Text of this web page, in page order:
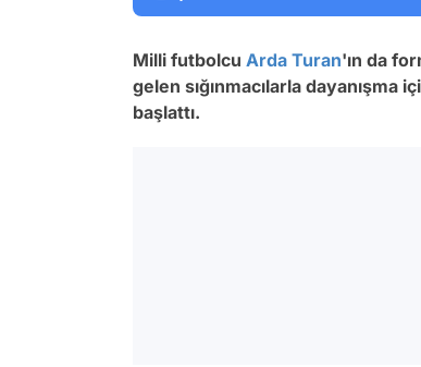
Milli futbolcu Arda Turan'ın da
gelen sığınmacılarla dayanışma
başlattı.